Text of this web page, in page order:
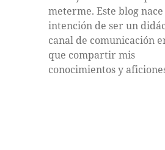
meterme. Este blog
intención de ser un
canal de comunicación
que compartir mis
conocimientos y